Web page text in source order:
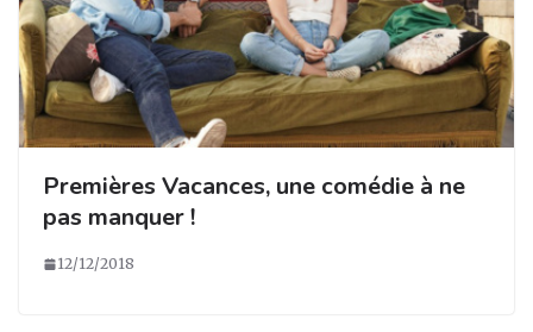
Premières Vacances, une comédie à ne
pas manquer !
12/12/2018